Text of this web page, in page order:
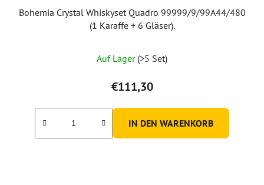
Bohemia Crystal Whiskyset Quadro 99999/9/99A44/480
(1 Karaffe + 6 Gläser).
Auf Lager (>5 Set)
€111,30
IN DEN WARENKORB